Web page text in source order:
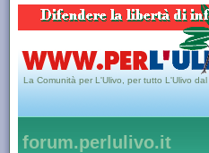
La Comunità per L'Ulivo, per tutto L'Ulivo dal
forum.perlulivo.it